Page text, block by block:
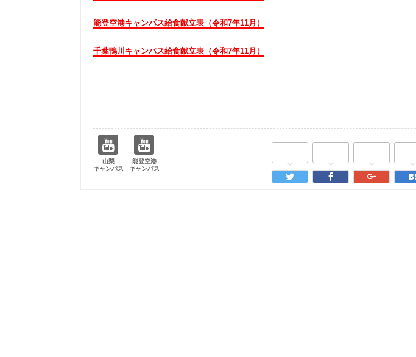
能登空港キャンパス給食献立表（令和7年11月）
千葉鴨川キャンパス給食献立表（令和7年11月）
山梨
キャンパス
能登空港
キャンパス